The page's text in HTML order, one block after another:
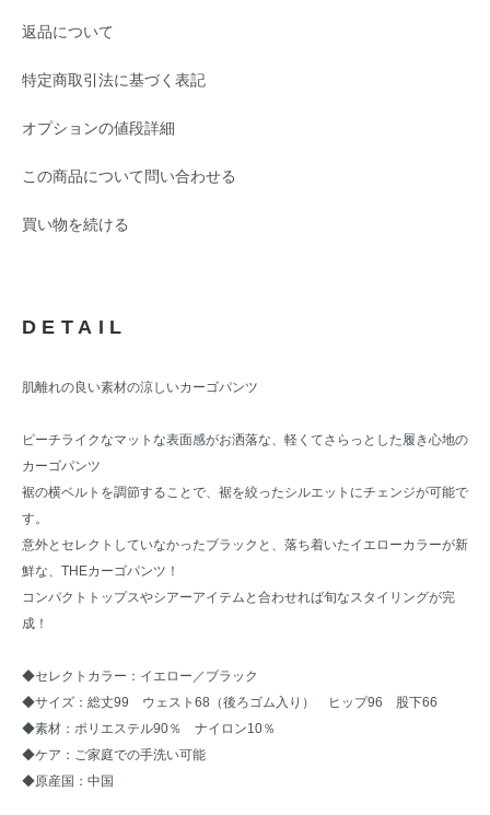
返品について
特定商取引法に基づく表記
オプションの値段詳細
この商品について問い合わせる
買い物を続ける
DETAIL
肌離れの良い素材の涼しいカーゴパンツ
ピーチライクなマットな表面感がお洒落な、軽くてさらっとした履き心地の
カーゴパンツ
裾の横ベルトを調節することで、裾を絞ったシルエットにチェンジが可能で
す。
意外とセレクトしていなかったブラックと、落ち着いたイエローカラーが新
鮮な、THEカーゴパンツ！
コンパクトトップスやシアーアイテムと合わせれば旬なスタイリングが完
成！
◆セレクトカラー：イエロー／ブラック
◆サイズ：総丈99 ウェスト68（後ろゴム入り） ヒップ96 股下66
◆素材：ポリエステル90％ ナイロン10％
◆ケア：ご家庭での手洗い可能
◆原産国：中国